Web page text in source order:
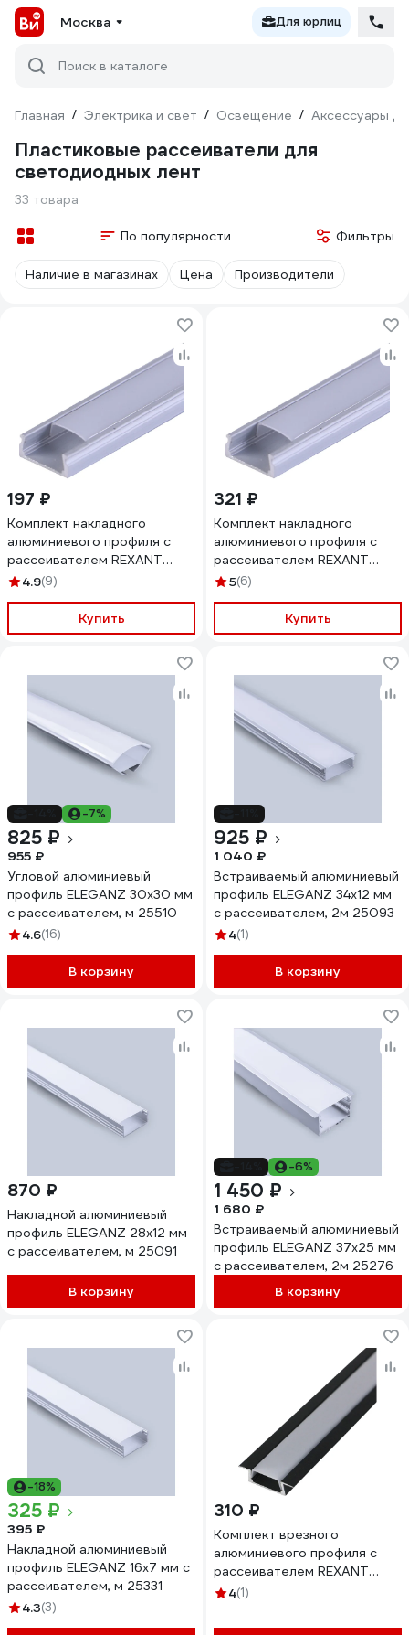
Москва Для юрлиц
Поиск в каталоге
Главная / Электрика и свет / Освещение / Аксессуары
Пластиковые рассеиватели для
светодиодных лент
33 товара
По популярности Фильтры
Наличие в магазинах Цена Производители
197 ₽
Комплект накладного
алюминиевого профиля с
рассеивателем REXANT
15x6мм, 1м 146-400-1
4.9(9)
Купить
321 ₽
Комплект накладного
алюминиевого профиля с
рассеивателем REXANT
15x6мм, 2м 146-400
5(6)
Купить
-7%
825 ₽
955 ₽
Угловой алюминиевый
профиль ELEGANZ 30x30 мм
с рассеивателем, м 25510
4.6(16)
В корзину
925 ₽
1 040 ₽
Встраиваемый алюминиевый
профиль ELEGANZ 34x12 мм
с рассеивателем, 2м 25093
4(1)
В корзину
870 ₽
Накладной алюминиевый
профиль ELEGANZ 28x12 мм
с рассеивателем, м 25091
В корзину
-6%
1 450 ₽
1 680 ₽
Встраиваемый алюминиевый
профиль ELEGANZ 37x25 мм
с рассеивателем, 2м 25276
В корзину
-18%
325 ₽
395 ₽
Накладной алюминиевый
профиль ELEGANZ 16x7 мм с
рассеивателем, м 25331
4.3(3)
310 ₽
Комплект врезного
алюминиевого профиля с
рассеивателем REXANT
22x6мм, 1м, черный 146-405-
4(1)